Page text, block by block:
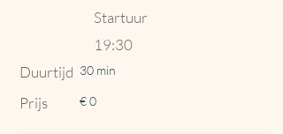
Startuur
19:30
Duurtijd 30 min
Prijs € 0